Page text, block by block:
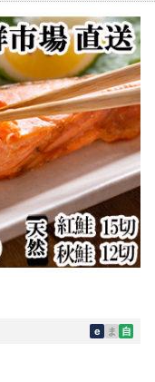
e ま 自